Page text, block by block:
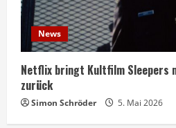
News
Netflix bringt Kultfilm Sleepers
zurück
Simon Schröder 5. Mai 2026